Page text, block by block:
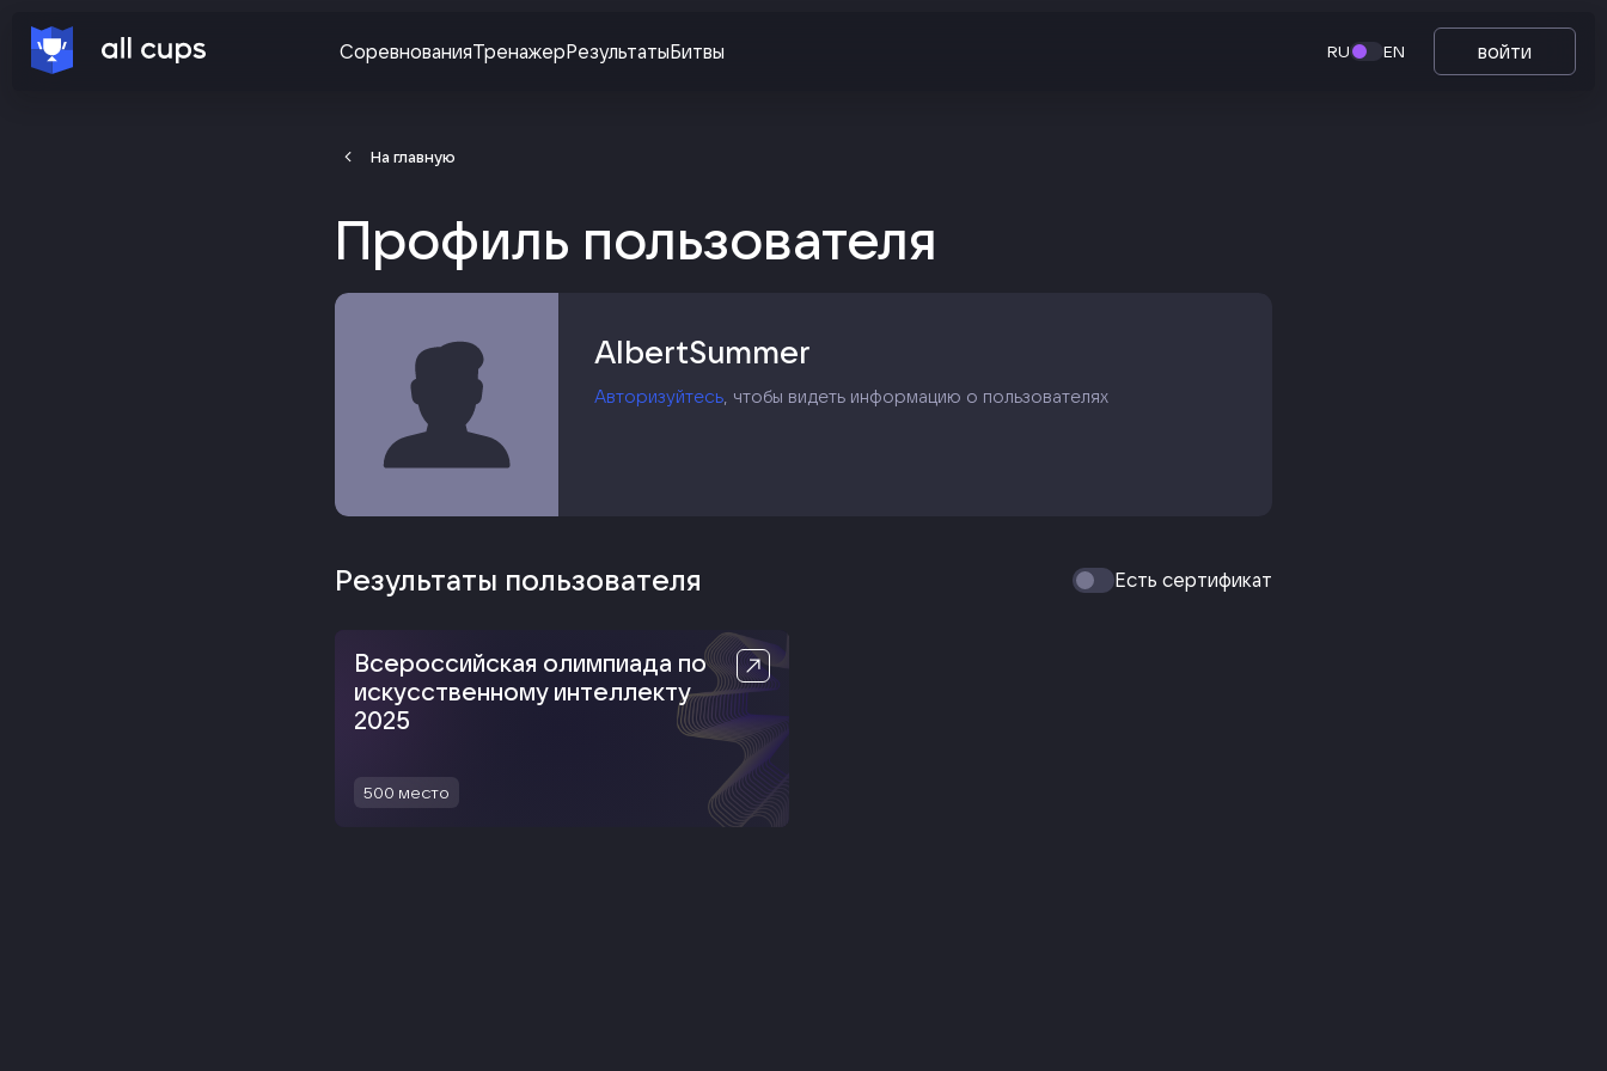
СоревнованияТренажерРезультатыБитвы RU EN войти
На главную
Профиль пользователя
AlbertSummer
Авторизуйтесь, чтобы видеть информацию о пользователях
Результаты пользователя Есть сертификат
Всероссийская олимпиада по
искусственному интеллекту
2025
500 место